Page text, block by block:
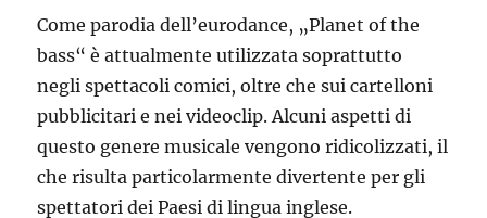
Come parodia dell’eurodance, „Planet of the
bass“ è attualmente utilizzata soprattutto
negli spettacoli comici, oltre che sui cartelloni
pubblicitari e nei videoclip. Alcuni aspetti di
questo genere musicale vengono ridicolizzati, il
che risulta particolarmente divertente per gli
spettatori dei Paesi di lingua inglese.